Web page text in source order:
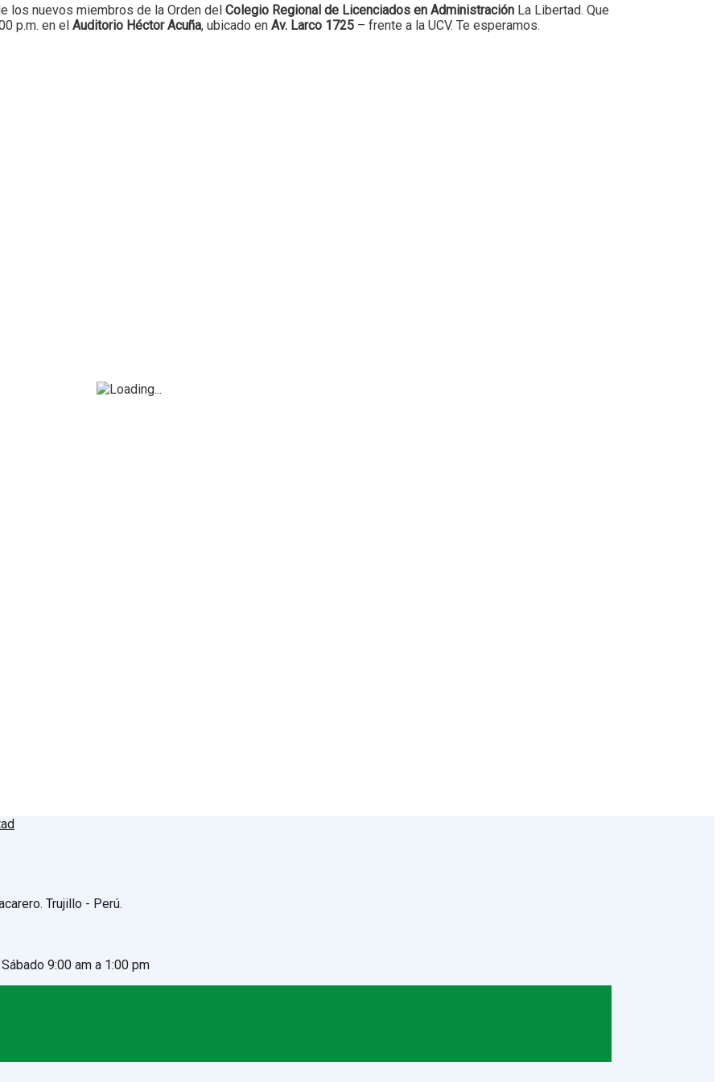
los nuevos miembros de la Orden del Colegio Regional de Licenciados en Administración La Libertad. Que
p.m. en el Auditorio Héctor Acuña, ubicado en Av. Larco 1725 – frente a la UCV. Te esperamos.
Trujillo - Perú.
9:00 am a 1:00 pm